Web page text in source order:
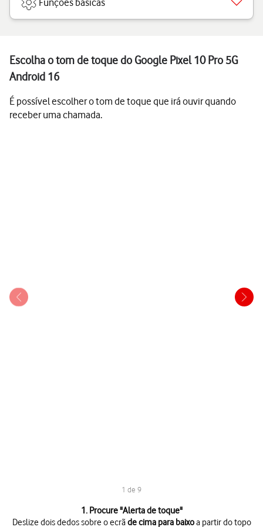
Funções básicas
Escolha o tom de toque do Google Pixel 10 Pro 5G
Android 16
É possível escolher o tom de toque que irá ouvir quando
receber uma chamada.
1 de 9
1. Procure "Alerta de toque"
Deslize dois dedos sobre o ecrãde cima para baixoa partir do topo